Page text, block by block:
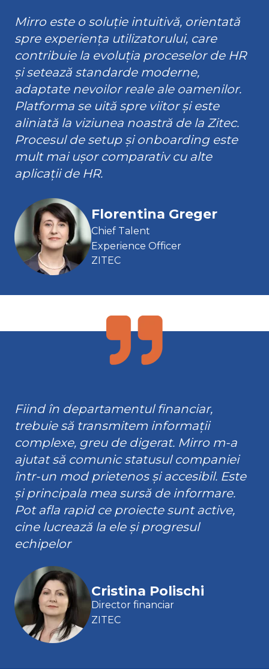
Mirro este o soluție intuitivă, orientată
spre experiența utilizatorului, care
contribuie la evoluția proceselor de HR
și setează standarde moderne,
adaptate nevoilor reale ale oamenilor.
Platforma se uită spre viitor și este
aliniată la viziunea noastră de la Zitec.
Procesul de setup și onboarding este
mult mai ușor comparativ cu alte
aplicații de HR.
Florentina Greger
Chief Talent
Experience Officer
ZITEC
Fiind în departamentul financiar,
trebuie să transmitem informații
complexe, greu de digerat. Mirro m-a
ajutat să comunic statusul companiei
într-un mod prietenos și accesibil. Este
și principala mea sursă de informare.
Pot afla rapid ce proiecte sunt active,
cine lucrează la ele și progresul
echipelor
Cristina Polischi
Director financiar
ZITEC